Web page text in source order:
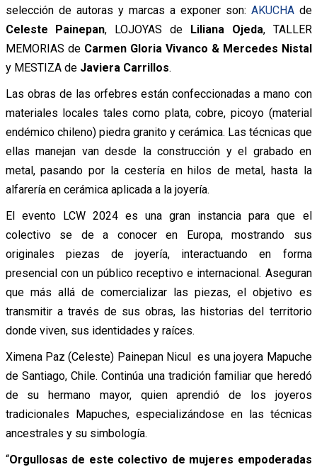
selección de autoras y marcas a exponer son: AKUCHAde
Celeste Painepan, LOJOYAS de Liliana Ojeda, TALLER
MEMORIAS de Carmen Gloria Vivanco & Mercedes Nistal
y MESTIZA de Javiera Carrillos.
Las obras de las orfebres están confeccionadas a mano con
materiales locales tales como plata, cobre, picoyo (material
endémico chileno) piedra granito y cerámica. Las técnicas que
ellas manejan van desde la construcción y el grabado en
metal, pasando por la cestería en hilos de metal, hasta la
alfarería en cerámica aplicada a la joyería.
El evento LCW 2024 es una gran instancia para que el
colectivo se de a conocer en Europa, mostrando sus
originales piezas de joyería, interactuando en forma
presencial con un público receptivo e internacional. Aseguran
que más allá de comercializar las piezas, el objetivo es
transmitir a través de sus obras, las historias del territorio
donde viven, sus identidades y raíces.
Ximena Paz (Celeste) Painepan Nicul es una joyera Mapuche
de Santiago, Chile. Continúa una tradición familiar que heredó
de su hermano mayor, quien aprendió de los joyeros
tradicionales Mapuches, especializándose en las técnicas
ancestrales y su simbología.
“Orgullosas de este colectivo de mujeres empoderadas